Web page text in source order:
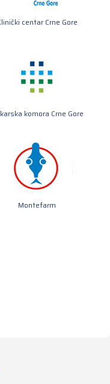
centar Crne Gore
komora Crne Gore
Montefarm